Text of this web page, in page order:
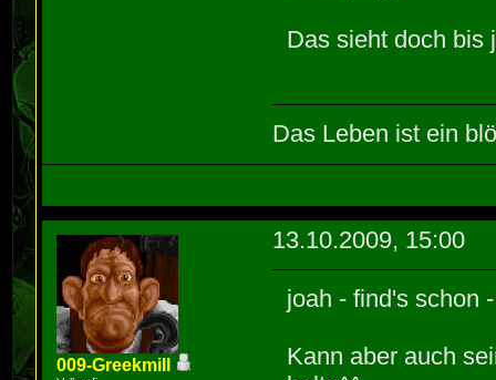
Das sieht doch
Das Leben ist ein
009-Greekmill
13.10.2009, 15:00
joah - find's schon
Kann aber auch